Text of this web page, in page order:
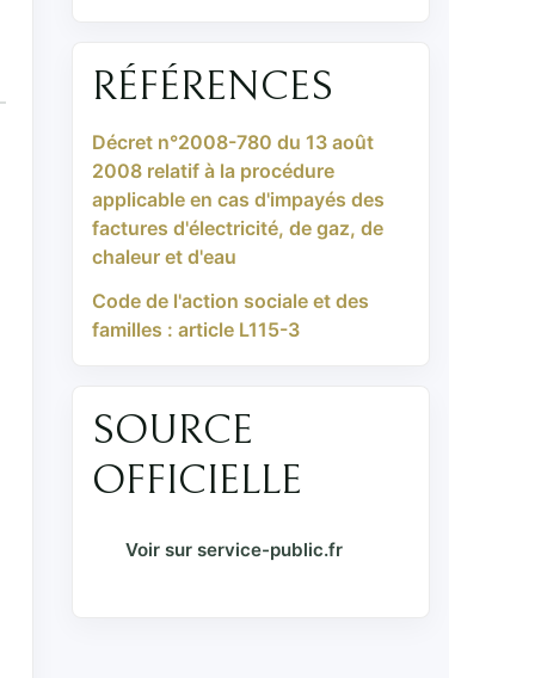
RÉFÉRENCES
Décret n°2008-780 du 13 août
2008 relatif à la procédure
applicable en cas d'impayés des
factures d'électricité, de gaz, de
chaleur et d'eau
Code de l'action sociale et des
familles : article L115-3
SOURCE
OFFICIELLE
Voir sur service-public.fr